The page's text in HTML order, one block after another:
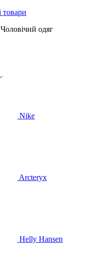
Чоловічий одяг
Nike
Arcteryx
Helly Hansen